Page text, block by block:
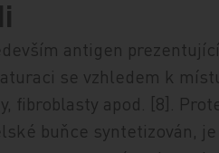
antigen
se vzhledem k
fibroblasty apod. [8].
buňce syntetizován,